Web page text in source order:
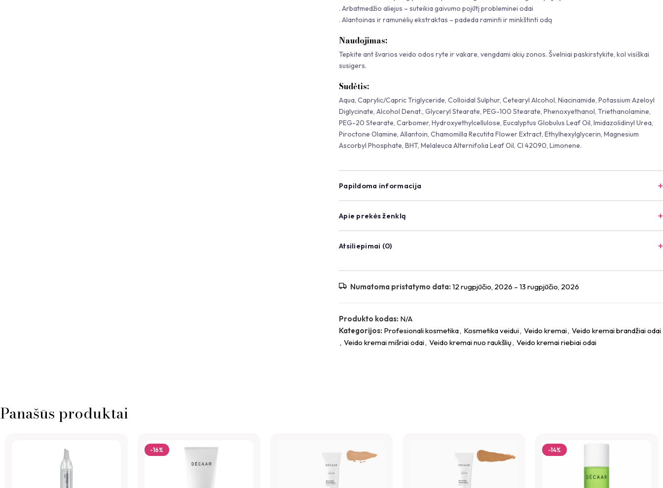
. Arbatmedžio aliejus – suteikia gaivumo pojūtį probleminei odai
. Alantoinas ir ramunėlių ekstraktas – padeda raminti ir minkštinti odą
Naudojimas:
Tepkite ant švarios veido odos ryte ir vakare, vengdami akių zonos. Švelniai paskirstykite, kol visiškai
susigers.
Sudėtis:
Aqua, Caprylic/Capric Triglyceride, Colloidal Sulphur, Cetearyl Alcohol, Niacinamide, Potassium Azeloyl
Diglycinate, Alcohol Denat., Glyceryl Stearate, PEG-100 Stearate, Phenoxyethanol, Triethanolamine,
PEG-20 Stearate, Carbomer, Hydroxyethylcellulose, Eucalyptus Globulus Leaf Oil, Imidazolidinyl Urea,
Piroctone Olamine, Allantoin, Chamomilla Recutita Flower Extract, Ethylhexylglycerin, Magnesium
Ascorbyl Phosphate, BHT, Melaleuca Alternifolia Leaf Oil, CI 42090, Limonene.
Papildoma informacija
Apie prekės ženklą
Atsiliepimai (0)
Atsiliepimų dar nėra.
Būkite pirmas aprašęs “DECAAR Anti Acne Kremas”
El. pašto adresas nebus skelbiamas.Būtini laukeliai pažymėti*
Numatoma pristatymo data: 12 rugpjūčio, 2026 – 13 rugpjūčio, 2026
Produkto kodas: N/A
Kategorijos: Profesionali kosmetika, Kosmetika veidui, Veido kremai, Veido kremai brandžiai odai
, Veido kremai mišriai odai, Veido kremai nuo raukšlių, Veido kremai riebiai odai
Panašūs produktai
-16% -14%